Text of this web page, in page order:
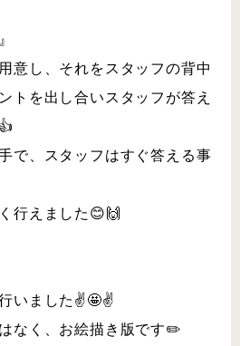
意し、それをスタッフの背中
トを出し合いスタッフが答え
で、スタッフはすぐ答える事
行えました😊🙌
いました✌️🤩✌️
なく、お絵描き版です✏️